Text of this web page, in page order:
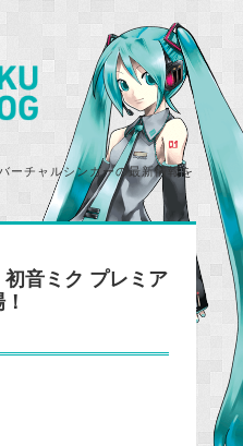
ーチャルシンガーの最新情報を
音ミク プレミア